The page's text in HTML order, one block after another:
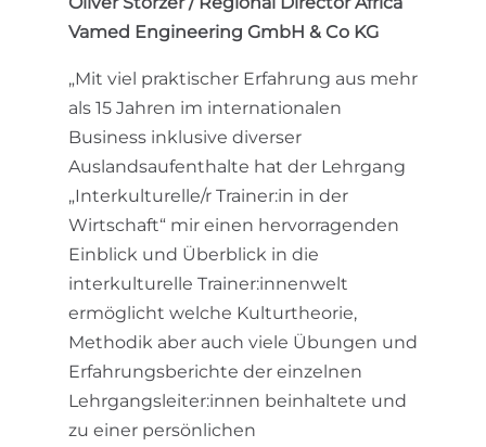
Vamed Engineering GmbH & Co KG
„Mit viel praktischer Erfahrung aus mehr
als 15 Jahren im internationalen
Business inklusive diverser
Auslandsaufenthalte hat der Lehrgang
„Interkulturelle/r Trainer:in in der
Wirtschaft“ mir einen hervorragenden
Einblick und Überblick in die
interkulturelle Trainer:innenwelt
ermöglicht welche Kulturtheorie,
Methodik aber auch viele Übungen und
Erfahrungsberichte der einzelnen
Lehrgangsleiter:innen beinhaltete und
zu einer persönlichen